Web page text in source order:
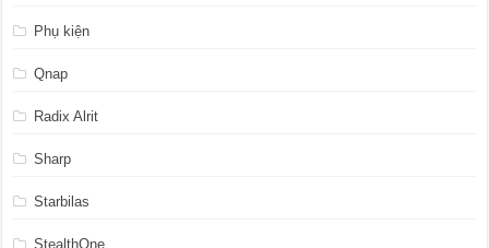
Phụ kiện
Qnap
Radix Alrit
Sharp
Starbilas
StealthOne